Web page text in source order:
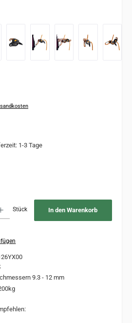
1-3 Tage
Stück In den Warenkorb
9.3 - 12 mm